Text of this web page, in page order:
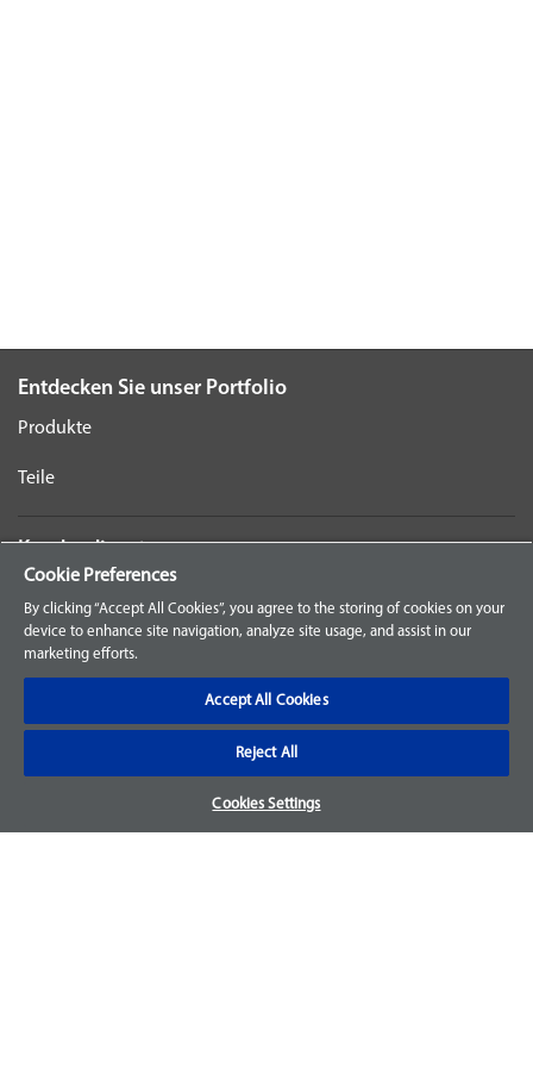
Entdecken Sie unser Portfolio
Produkte
Teile
Kundendienst
Konto anmelden
Cookie Preferences
By clicking “Accept All Cookies”, you agree to the storing of cookies on your
device to enhance site navigation, analyze site usage, and assist in our
marketing efforts.
Accept All Cookies
Reject All
Cookies Settings